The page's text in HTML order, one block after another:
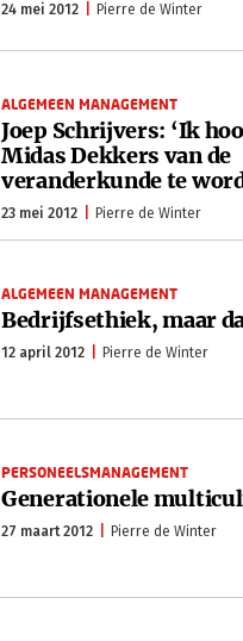
24 mei 2012 Pierre de Winter
ALGEMEEN MANAGEMENT
Joep Schrijvers: ‘Ik
Midas Dekkers van de
veranderkunde te
23 mei 2012 Pierre de Winter
ALGEMEEN MANAGEMENT
Bedrijfsethiek, maar
12 april 2012 Pierre de Winter
PERSONEELSMANAGEMENT
Generationele
27 maart 2012 Pierre de Winter